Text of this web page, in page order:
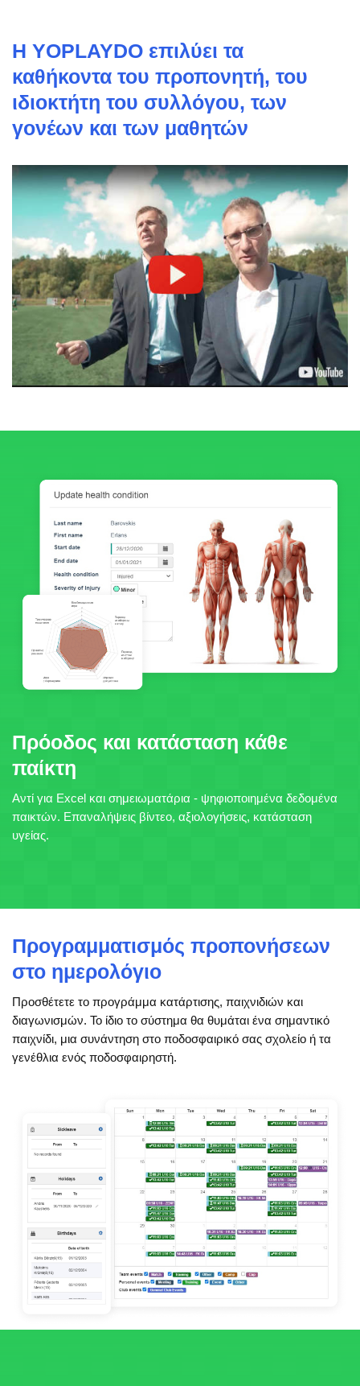
Η YOPLAYDO επιλύει τα
καθήκοντα του προπονητή, του
ιδιοκτήτη του συλλόγου, των
γονέων και των μαθητών
Πρόοδος και κατάσταση κάθε
παίκτη
Αντί για Excel και σημειωματάρια - ψηφιοποιημένα δεδομένα
παικτών. Επαναλήψεις βίντεο, αξιολογήσεις, κατάσταση
υγείας.
Προγραμματισμός προπονήσεων
στο ημερολόγιο
Προσθέτετε το προγράμμα κατάρτισης, παιχνιδιών και
διαγωνισμών. Το ίδιο το σύστημα θα θυμάται ένα σημαντικό
παιχνίδι, μια συνάντηση στο ποδοσφαιρικό σας σχολείο ή τα
γενέθλια ενός ποδοσφαιρηστή.